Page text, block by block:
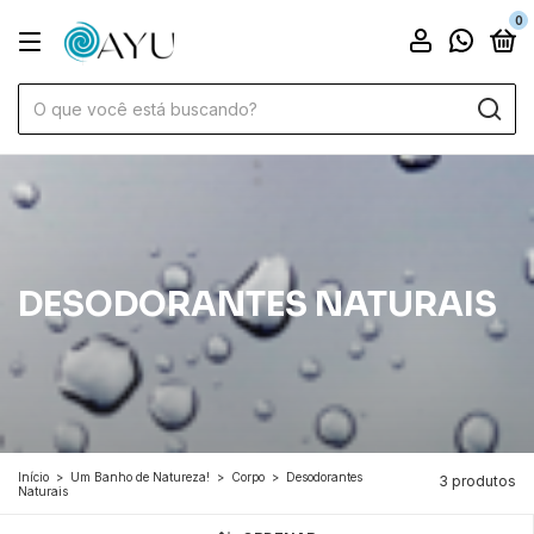
0
DESODORANTES NATURAIS
Início > Um Banho de Natureza! > Corpo > Desodorantes
Naturais
3 produtos